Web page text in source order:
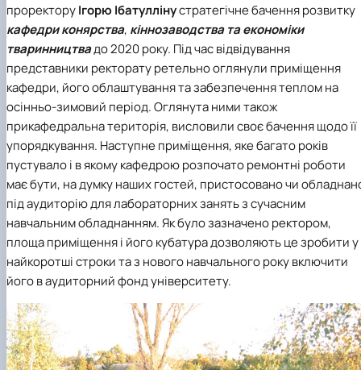
Іноземні мови
Працевлаштування
Їдальні та буфети
Студентські квитки
Центр вивчення мов
Психологічна підтримка
Інклюзивне середовище
Рада молодих вчених
Наукові школи
Стартап школа НУБіП України
Методичні рекомендації, пам'ятки
Форми документів
Патентно-ліцензійна діяльність
ЦКНО «Агропромисловий комплекс, лісове і
садово-паркове господарство, ветеринарна
медицина»
Біоетична комісія
Наукові видання
Досліднику та автору
Наукові журнали НУБіП України
Наукові журнали НУБіП України (English)
Пам'ятка про проведення науково-
заходів
Порядок планування та організації
проведення НТЗ
Результати науково-технічних заходів
Монографії
Наука для бізнесу
«SEB-2024»
«SEB-2025»
Наглядова рада
Рада роботодавців
Благодійний фонд «Голосіївська ініціатива
2020»
Історія університету
Видатні випускники та працівники
Звіт ректора
Пам'яті захисників України
Почесні доктори і професори НУБіП України
Пресслужба
Університетський кур'єр
Вибори ректора
Програма розвитку університету
ініціатива – 2025»
Доступ до публічної інформації
Державні закупівлі
Офіційна символіка
Антикорупційні заходи
Уповноважена особа з питань запобігання
виявлення корупції
Положення про антикорупційного
уповноваженого НУБіП України
Національні нормативно-правові акти
Нормативно-правові акти НУБіП України
Інформаційні ресурси НАЗК
Методичні роз’яснення НАЗК
Антикорупційні заходи
Гендерна радниця
Контактна інформація
проректоруІгорю Ібатуллінустратегічне бачення розвитку
кафедри конярства, кіннозаводства та економіки
тваринництвадо 2020 року. Під час відвідування
представники ректорату ретельно оглянули приміщення
кафедри, його облаштування та забезпечення теплом на
осінньо-зимовий період. Оглянута ними також
прикафедральна територія, висловили своє бачення щодо її
упорядкування. Наступне приміщення, яке багато років
пустувало і в якому кафедрою розпочато ремонтні роботи
має бути, на думку наших гостей, пристосовано чи
під аудиторію для лабораторних занять з сучасним
навчальним обладнанням. Як було зазначено ректором,
площа приміщення і його кубатура дозволяють це зробити у
найкоротші строки та з нового навчального року включити
його в аудиторний фонд університету.